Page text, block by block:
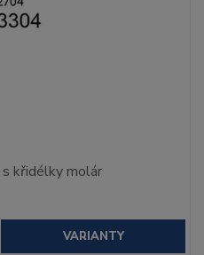
křidélky molár
VARIANTY